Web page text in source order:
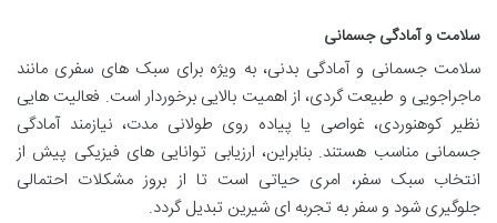
سلامت و آمادگی جسمانی
سلامت جسمانی و آمادگی بدنی، به ویژه برای سبک های سفری مانند
ماجراجویی و طبیعت گردی، از اهمیت بالایی برخوردار است. فعالیت هایی
نظیر کوهنوردی، غواصی یا پیاده روی طولانی مدت، نیازمند آمادگی
جسمانی مناسب هستند. بنابراین، ارزیابی توانایی های فیزیکی پیش از
انتخاب سبک سفر، امری حیاتی است تا از بروز مشکلات احتمالی
جلوگیری شود و سفر به تجربه ای شیرین تبدیل گردد.